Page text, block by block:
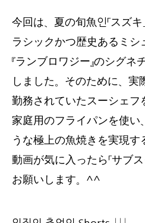
今回は、夏の旬魚인「スズ
ラシックかつ歴史あるミ
『ランブロワジー』のシグ
しました。そのために、実
勤務されていたスーシェフ
家庭用のフライパンを使い
うな極上の魚焼きを実現す
動画が気に入ったら「サブ
お願いします。^^